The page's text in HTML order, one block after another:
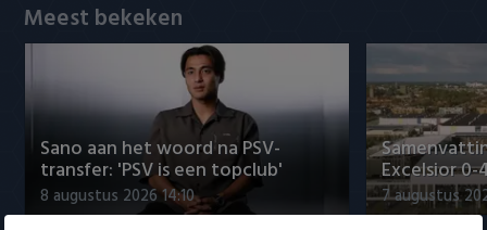
Willem II
Meest bekeken
Sano aan het woord na PSV-
transfer: 'PSV is een topclub'
8 augustus 2026 14:10
Excelsior 0-
7 augustus